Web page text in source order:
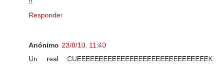
!!
Responder
Anónimo 23/8/10, 11:40
Un real CUEEEEEEEEEEEEEEEEEEEEEEEEEEEEEEK